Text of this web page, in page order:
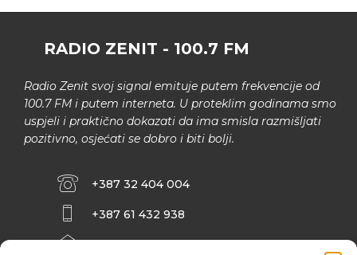
RADIO ZENIT - 100.7 FM
Radio Zenit svoj signal emituje putem frekvencije od
100.7 FM i putem interneta. U proteklim godinama smo
uspjeli i praktično dokazati da ima smisla razmišljati
pozitivno, osjećati se dobro i biti bolji.
+387 32 404 004
+387 61 432 938